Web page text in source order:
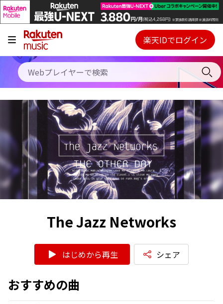
キャンペーン
料金プラン
使い方
初回30日間無料お試し
Webプレイヤー
ご契約内容の確認・変更
楽天IDでログイン
The Jazz Networks
はじめから再生 シェア
おすすめの曲